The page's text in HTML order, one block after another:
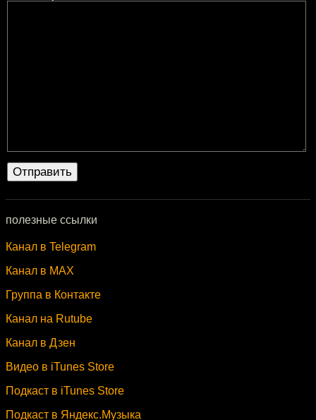
полезные ссылки
Канал в Telegram
Канал в MAX
Группа в Контакте
Канал на Rutube
Канал в Дзен
Видео в iTunes Store
Подкаст в iTunes Store
Подкаст в Яндекс.Музыка